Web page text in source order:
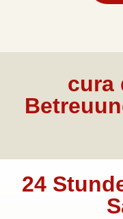
cura
24